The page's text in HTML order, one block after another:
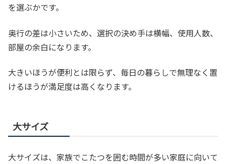
を選ぶかです。
奥行の差は小さいため、選択の決め手は横幅、使用人数、
部屋の余白になります。
大きいほうが便利とは限らず、毎日の暮らしで無理なく置
けるほうが満足度は高くなります。
大サイズ
大サイズは、家族でこたつを囲む時間が多い家庭に向いて